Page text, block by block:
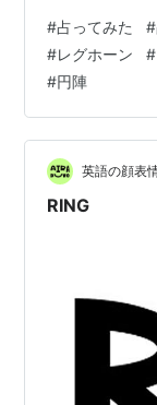
日の運勢にす
し来週、来月
ばと考えてい
色のうち、ど
～ 結果 ～～
…
#占ってみた #
#レグホーン #
#円陣
英語の顔表
RING